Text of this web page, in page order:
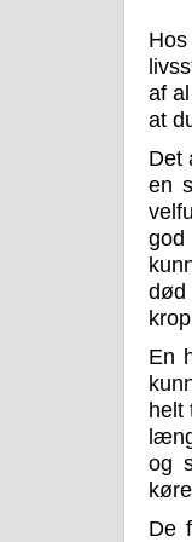
af
at
Det
en
god
død
En
helt
og
De